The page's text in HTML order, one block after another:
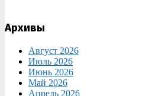
Архивы
Август 2026
Июль 2026
Июнь 2026
Май 2026
Апрель 2026